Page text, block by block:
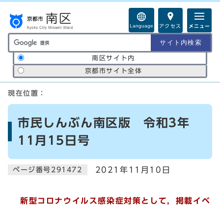
Language アクセス メニュー
サイト内検索の範囲
南区サイト内
京都市サイト全体
ここから本文です
現在位置：
市民しんぶん南区版 令和3年
11月15日号
ページ番号291472 2021年11月10日
新型コロナウイルス感染症対策として，掲載イベ